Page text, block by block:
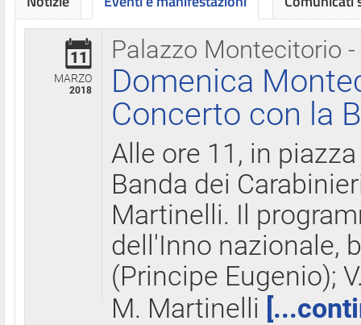
Palazzo Montecitorio
11
MARZO
2018
Domenica
Concerto con la
Alle ore 11, in
Banda dei
Martinelli. Il
dell'Inno nazionale,
(Principe Eugenio);
M. Martinelli